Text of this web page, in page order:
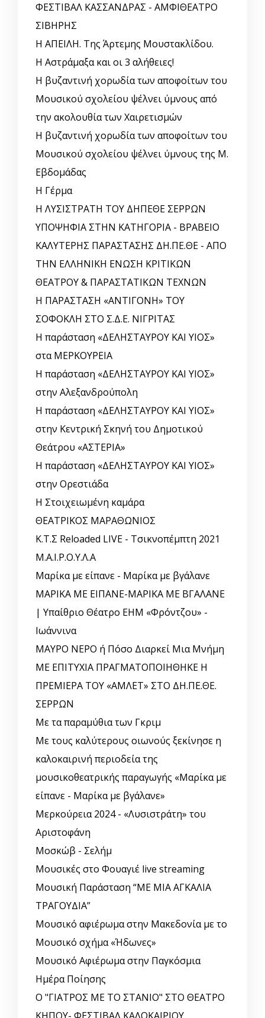
ΦΕΣΤΙΒΑΛ ΚΑΣΣΑΝΔΡΑΣ - ΑΜΦΙΘΕΑΤΡΟ
ΣΙΒΗΡΗΣ
Η ΑΠΕΙΛΗ. Της Άρτεμης Μουστακλίδου.
Η Αστράμαξα και οι 3 αλήθειες!
Η βυζαντινή χορωδία των αποφοίτων του
Μουσικού σχολείου ψέλνει ύμνους από
την ακολουθία των Χαιρετισμών
Η βυζαντινή χορωδία των αποφοίτων του
Μουσικού σχολείου ψέλνει ύμνους της Μ.
Εβδομάδας
Η Γέρμα
Η ΛΥΣΙΣΤΡΑΤΗ ΤΟΥ ΔΗΠΕΘΕ ΣΕΡΡΩΝ
ΥΠΟΨΗΦΙΑ ΣΤΗΝ ΚΑΤΗΓΟΡΙΑ - ΒΡΑΒΕΙΟ
ΚΑΛΥΤΕΡΗΣ ΠΑΡΑΣΤΑΣΗΣ ΔΗ.ΠΕ.ΘΕ - ΑΠΟ
ΤΗΝ ΕΛΛΗΝΙΚΗ ΕΝΩΣΗ ΚΡΙΤΙΚΩΝ
ΘΕΑΤΡΟΥ & ΠΑΡΑΣΤΑΤΙΚΩΝ ΤΕΧΝΩΝ
Η ΠΑΡΑΣΤΑΣΗ «ΑΝΤΙΓΟΝΗ» ΤΟΥ
ΣΟΦΟΚΛΗ ΣΤΟ Σ.Δ.Ε. ΝΙΓΡΙΤΑΣ
Η παράσταση «ΔΕΛΗΣΤΑΥΡΟΥ ΚΑΙ ΥΙΟΣ»
στα ΜΕΡΚΟΥΡΕΙΑ
Η παράσταση «ΔΕΛΗΣΤΑΥΡΟΥ ΚΑΙ ΥΙΟΣ»
στην Αλεξανδρούπολη
Η παράσταση «ΔΕΛΗΣΤΑΥΡΟΥ ΚΑΙ ΥΙΟΣ»
στην Κεντρική Σκηνή του Δημοτικού
Θεάτρου «ΑΣΤΕΡΙΑ»
Η παράσταση «ΔΕΛΗΣΤΑΥΡΟΥ ΚΑΙ ΥΙΟΣ»
στην Ορεστιάδα
Η Στοιχειωμένη καμάρα
ΘΕΑΤΡΙΚΟΣ ΜΑΡΑΘΩΝΙΟΣ
Κ.Τ.Σ Reloaded LIVE - Τσικνοπέμπτη 2021
Μ.Α.Ι.Ρ.Ο.Υ.Λ.Α
Μαρίκα με είπανε - Μαρίκα με βγάλανε
ΜΑΡΙΚΑ ΜΕ ΕΙΠΑΝΕ-ΜΑΡΙΚΑ ΜΕ ΒΓΑΛΑΝΕ
| Υπαίθριο Θέατρο ΕΗΜ «Φρόντζου» -
Ιωάννινα
ΜΑΥΡΟ ΝΕΡΟ ή Πόσο Διαρκεί Μια Μνήμη
ΜΕ ΕΠΙΤΥΧΙΑ ΠΡΑΓΜΑΤΟΠΟΙΗΘΗΚΕ Η
ΠΡΕΜΙΕΡΑ ΤΟΥ «ΑΜΛΕΤ» ΣΤΟ ΔΗ.ΠΕ.ΘΕ.
ΣΕΡΡΩΝ
Με τα παραμύθια των Γκριμ
Με τους καλύτερους οιωνούς ξεκίνησε η
καλοκαιρινή περιοδεία της
μουσικοθεατρικής παραγωγής «Μαρίκα με
είπανε - Μαρίκα με βγάλανε»
Μερκούρεια 2024 - «Λυσιστράτη» του
Αριστοφάνη
Μοσκώβ - Σελήμ
Μουσικές στο Φουαγιέ live streaming
Μουσική Παράσταση “ΜΕ ΜΙΑ ΑΓΚΑΛΙΑ
ΤΡΑΓΟΥΔΙΑ”
Μουσικό αφιέρωμα στην Μακεδονία με το
Μουσικό σχήμα «Ήδωνες»
Μουσικό Αφιέρωμα στην Παγκόσμια
Ημέρα Ποίησης
Ο "ΓΙΑΤΡΟΣ ΜΕ ΤΟ ΣΤΑΝΙΟ" ΣΤΟ ΘΕΑΤΡΟ